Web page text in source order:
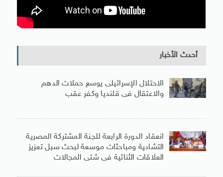
أحدث الأخبار
الاحتلال الإسرائيلى يوسع حملات الدهم
والاعتقال فى قلنديا وكفر عقب
انعقاد الدورة الرابعة للجنة المشتركة المصرية
التشادية ومباحثات موسعة لبحث سبل تعزيز
العلاقات الثنائية فى شتى المجالات